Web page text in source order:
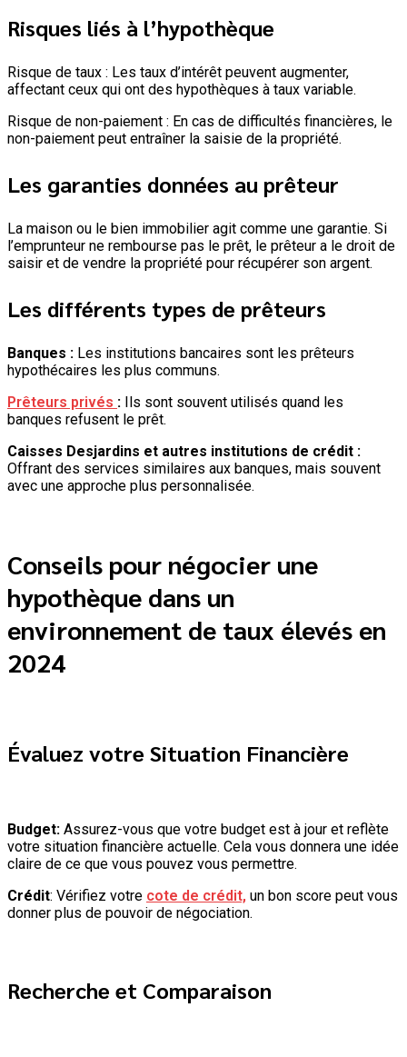
Risques liés à l’hypothèque
Risque de taux : Les taux d’intérêt peuvent augmenter,
affectant ceux qui ont des hypothèques à taux variable.
Risque de non-paiement : En cas de difficultés financières, le
non-paiement peut entraîner la saisie de la propriété.
Les garanties données au prêteur
La maison ou le bien immobilier agit comme une garantie. Si
l’emprunteur ne rembourse pas le prêt, le prêteur a le droit de
saisir et de vendre la propriété pour récupérer son argent.
Les différents types de prêteurs
Banques : Les institutions bancaires sont les prêteurs
hypothécaires les plus communs.
Prêteurs privés : Ils sont souvent utilisés quand les
banques refusent le prêt.
Caisses Desjardins et autres institutions de crédit :
Offrant des services similaires aux banques, mais souvent
avec une approche plus personnalisée.
Conseils pour négocier une
hypothèque dans un
environnement de taux élevés en
2024
Évaluez votre Situation Financière
Budget: Assurez-vous que votre budget est à jour et reflète
votre situation financière actuelle. Cela vous donnera une idée
claire de ce que vous pouvez vous permettre.
Crédit: Vérifiez votre cote de crédit, un bon score peut vous
donner plus de pouvoir de négociation.
Recherche et Comparaison